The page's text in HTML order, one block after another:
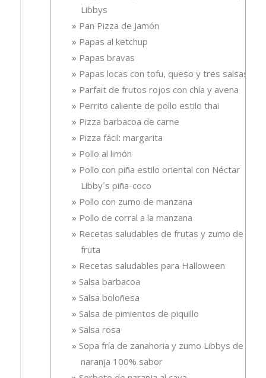
Libbys
Pan Pizza de Jamón
Papas al ketchup
Papas bravas
Papas locas con tofu, queso y tres salsas
Parfait de frutos rojos con chía y avena
Perrito caliente de pollo estilo thai
Pizza barbacoa de carne
Pizza fácil: margarita
Pollo al limón
Pollo con piña estilo oriental con Néctar
Libby´s piña-coco
Pollo con zumo de manzana
Pollo de corral a la manzana
Recetas saludables de frutas y zumo de
fruta
Recetas saludables para Halloween
Salsa barbacoa
Salsa boloñesa
Salsa de pimientos de piquillo
Salsa rosa
Sopa fría de zanahoria y zumo Libbys de
naranja 100% sabor